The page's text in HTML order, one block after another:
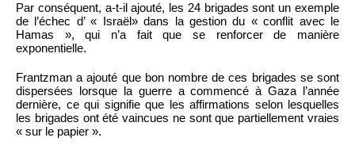
Par conséquent, a-t-il ajouté, les 24 brigades sont un exemple
de l’échec d’ « Israël» dans la gestion du « conflit avec le
Hamas », qui n’a fait que se renforcer de manière
exponentielle.
Frantzman a ajouté que bon nombre de ces brigades se sont
dispersées lorsque la guerre a commencé à Gaza l’année
dernière, ce qui signifie que les affirmations selon lesquelles
les brigades ont été vaincues ne sont que partiellement vraies
« sur le papier ».